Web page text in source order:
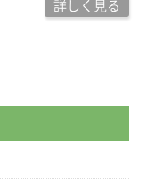
詳しく見る